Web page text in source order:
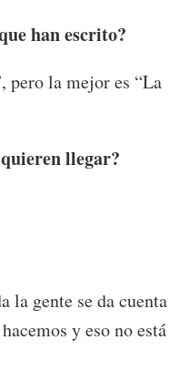
han escrito?
pero la mejor es “La
llegar?
la gente se da cuenta
y eso no está